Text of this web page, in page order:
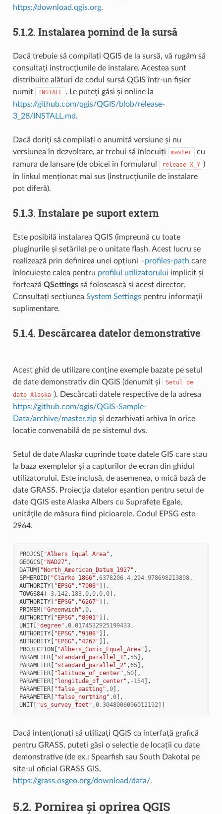
https://download.qgis.org.
5.1.2. Instalarea pornind de la sursă
Dacă trebuie să compilați QGIS de la sursă, vă rugăm să
consultați instrucțiunile de instalare. Acestea sunt
distribuite alături de codul sursă QGIS într-un fișier
numit
INSTALL . Le puteți găsi și online la
https://github.com/qgis/QGIS/blob/release-
3_28/INSTALL.md.
Dacă doriți să compilați o anumită versiune și nu
versiunea în dezvoltare, ar trebui să înlocuiți
master
cu
ramura de lansare (de obicei în formularul
release-X_Y )
în linkul menționat mai sus (instrucțiunile de instalare
pot diferă).
5.1.3. Instalare pe suport extern
Este posibilă instalarea QGIS (împreună cu toate
pluginurile și setările) pe o unitate flash. Acest lucru se
realizează prin definirea unei opțiuni –profiles-path care
înlocuiește calea pentru profilul utilizatorului implicit și
forțează QSettingssă folosească și acest director.
Consultați secțiunea System Settingspentru informații
suplimentare.
5.1.4. Descărcarea datelor demonstrative
Acest ghid de utilizare conține exemple bazate pe setul
de date demonstrativ din QGIS (denumit și
Setul de
date Alaska ). Descărcați datele respective de la adresa
https://github.com/qgis/QGIS-Sample-
Data/archive/master.zipși dezarhivați arhiva în orice
locație convenabilă de pe sistemul dvs.
Setul de date Alaska cuprinde toate datele GIS care stau
la baza exemplelor și a capturilor de ecran din ghidul
utilizatorului. Este inclusă, de asemenea, o mică bază de
date GRASS. Proiecția datelor eșantion pentru setul de
date QGIS este Alaska Albers cu Suprafețe Egale,
unitățile de măsura fiind picioarele. Codul EPSG este
2964.
PROJCS[ "Albers Equal Area" ,
GEOGCS[ "NAD27" ,
DATUM[ "North_American_Datum_1927" ,
SPHEROID[ "Clarke 1866" ,6378206.4, 294.978698213898,
AUTHORITY[ "EPSG" , "7008" ]],
TOWGS84[ -3, 142, 183,0,0,0,0],
AUTHORITY[ "EPSG" , "6267" ]],
PRIMEM[ "Greenwich" ,0,
AUTHORITY[ "EPSG" , "8901" ]],
UNIT[ "degree" ,0.0174532925199433,
AUTHORITY[ "EPSG" , "9108" ]],
AUTHORITY[ "EPSG" , "4267" ]],
PROJECTION[ "Albers_Conic_Equal_Area" ],
PARAMETER[ "standard_parallel_1" , 55],
PARAMETER[ "standard_parallel_2" ,65],
PARAMETER[ "latitude_of_center" , 50],
PARAMETER[ "longitude_of_center" , - 154],
PARAMETER[ "false_easting" ,0],
PARAMETER[ "false_northing" ,0],
UNIT[ "us_survey_feet" ,0.3048006096012192]]
Dacă intenționați să utilizați QGIS ca interfață grafică
pentru GRASS, puteți găsi o selecție de locații cu date
demonstrative (de ex.: Spearfish sau South Dakota) pe
site-ul oficial GRASS GIS,
https://grass.osgeo.org/download/data/.
5.2. Pornirea și oprirea QGIS